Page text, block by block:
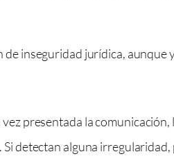
inseguridad jurídica, aunque
presentada la comunicación,
detectan alguna